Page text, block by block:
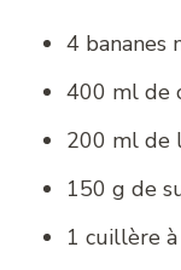
4 bananes
400 ml de
200 ml de
150 g de
1 cuillère